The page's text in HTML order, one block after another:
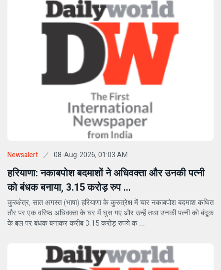
Newsalert 08-Aug-2026, 01:03 AM
हरियाणा: नकाबपोश बदमाशों ने अधिवक्ता और उनकी पत्नी
को बंधक बनाया, 3.15 करोड़ रुप ...
कुरुक्षेत्र, सात अगस्त (भाषा) हरियाणा के कुरुत्रेक्ष में चार नकाबपोश बदमाश कथित
तौर पर एक वरिष्ठ अधिवक्ता के घर में घुस गए और उन्हें तथा उनकी पत्नी को बंदूक
के बल पर बंधक बनाकर करीब 3.15 करोड़ रुपये क ...